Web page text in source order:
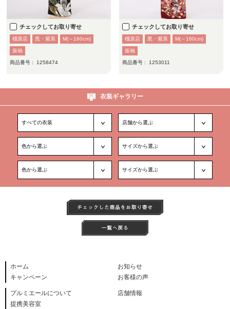
チェックしてお取り寄せ
橿原店 黒・紫系 M(～160cm)
振袖
商品番号 : 1258474
チェックしてお取り寄せ
橿原店 黒・紫系 M(～160cm)
振袖
商品番号 : 1253011
衣装ギャラリー
ホーム
お知らせ
キャンペーン
お客様の声
プルミエールについて
店舗情報
提携美容室